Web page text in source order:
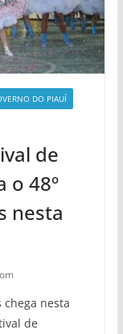
DO PIAUÍ
de
o 48º
nesta
chega nesta
de